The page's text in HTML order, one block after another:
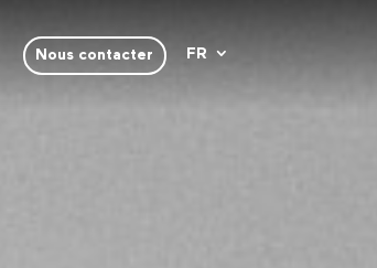
Nous contacter FR